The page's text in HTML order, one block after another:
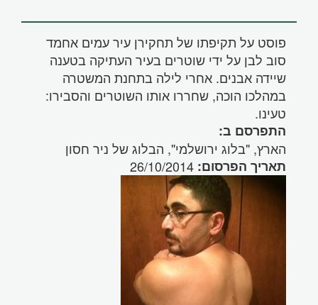
פוסט על תקיפתו של תחקירן עיר עמים אחמד
סוב לבן על ידי שוטרים בעיר העתיקה בטענה
שיידה אבנים. אחרי לילה בתחנת המשטרה
במהלכו הוכה, שחררו אותו השוטרים והסבירו:
טעינו.
התפרסם ב:
הארץ, "בלוג ירושלמי", הבלוג של ניר חסון
תאריך הפרסום: 26/10/2014